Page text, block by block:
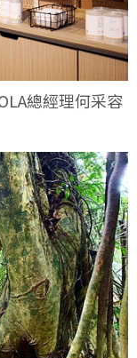
總經理何采容